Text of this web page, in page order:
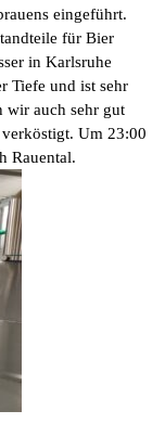
eingeführt.
für Bier
in Karlsruhe
Tiefe und ist sehr
wir auch sehr gut
Um 23:00
Rauental.